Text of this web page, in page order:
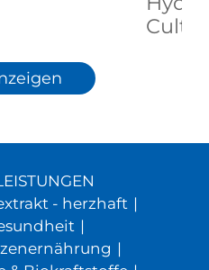
- herzhaft |
|
|